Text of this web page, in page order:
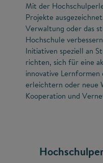
Mit der
Projekte
Verwaltung oder das
Hochschule
Initiativen speziell an
richten, sich für eine
innovative
erleichtern oder neue
Kooperation und